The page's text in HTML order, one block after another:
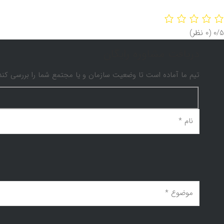
‫0/5 ‫(0 نظر)
تیم ما آماده است تا وضعیت سازمان و یا مجتمع شما را بررسی